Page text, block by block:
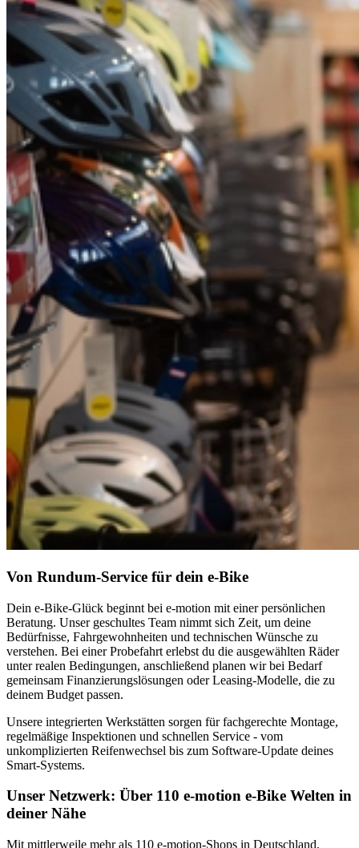
Von Rundum-Service für dein e-Bike
Dein e‑Bike‑Glück beginnt bei e‑motion mit einer persönlichen
Beratung. Unser geschultes Team nimmt sich Zeit, um deine
Bedürfnisse, Fahrgewohnheiten und technischen Wünsche zu
verstehen. Bei einer Probefahrt erlebst du die ausgewählten Räder
unter realen Bedingungen, anschließend planen wir bei Bedarf
gemeinsam Finanzierungslösungen oder Leasing‑Modelle, die zu
deinem Budget passen.
Unsere integrierten Werkstätten sorgen für fachgerechte Montage,
regelmäßige Inspektionen und schnellen Service - vom
unkomplizierten Reifenwechsel bis zum Software‑Update deines
Smart‑Systems.
Unser Netzwerk: Über 110 e-motion e-Bike Welten in
deiner Nähe
Mit mittlerweile mehr als 110 e‑motion‑Shops in Deutschland,